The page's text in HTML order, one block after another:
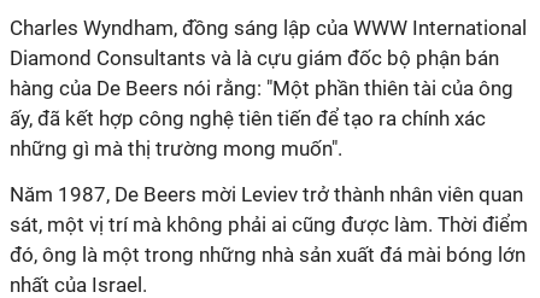
Charles Wyndham, đồng sáng lập của WWW International
Diamond Consultants và là cựu giám đốc bộ phận bán
hàng của De Beers nói rằng: "Một phần thiên tài của ông
ấy, đã kết hợp công nghệ tiên tiến để tạo ra chính xác
những gì mà thị trường mong muốn".
Năm 1987, De Beers mời Leviev trở thành nhân viên quan
sát, một vị trí mà không phải ai cũng được làm. Thời điểm
đó, ông là một trong những nhà sản xuất đá mài bóng lớn
nhất của Israel.